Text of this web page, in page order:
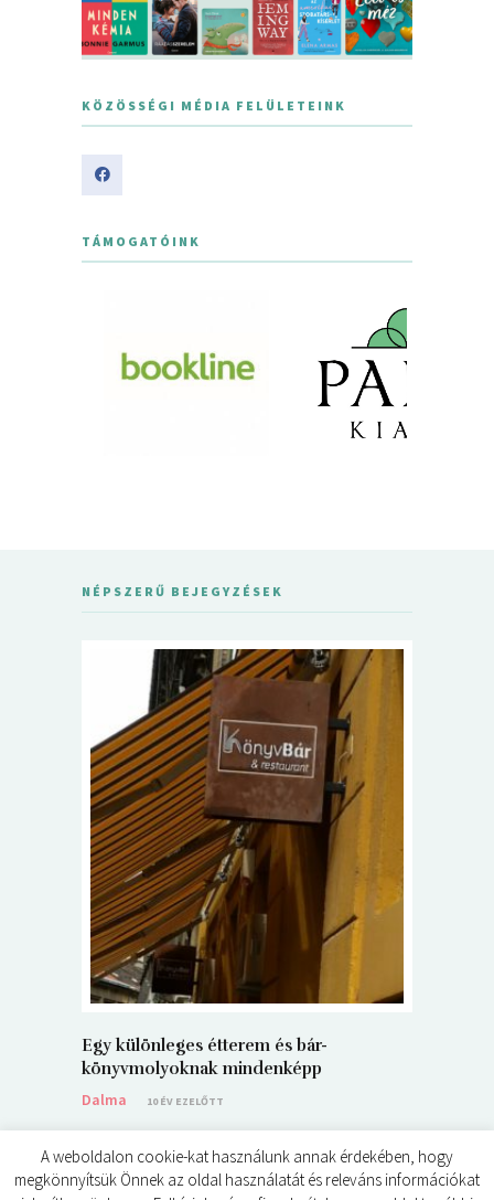
KÖZÖSSÉGI MÉDIA FELÜLETEINK
TÁMOGATÓINK
NÉPSZERŰ BEJEGYZÉSEK
Egy különleges étterem és bár-
könyvmolyoknak mindenképp
Dalma
10 ÉV EZELŐTT
A weboldalon cookie-kat használunk annak érdekében, hogy
megkönnyítsük Önnek az oldal használatát és releváns információkat